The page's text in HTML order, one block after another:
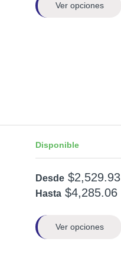
Ver opciones
Disponible
Desde $2,529.93
Hasta $4,285.06
Ver opciones